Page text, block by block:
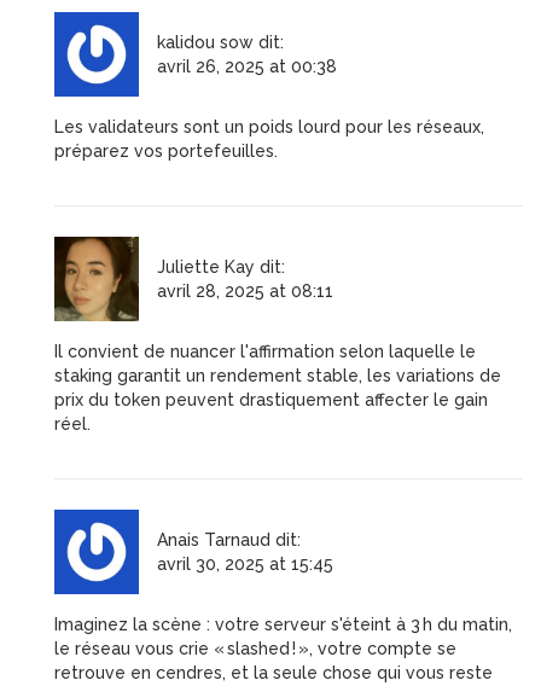
kalidou sow dit:
avril 26, 2025 at 00:38
Les validateurs sont un poids lourd pour les réseaux,
préparez vos portefeuilles.
Juliette Kay dit:
avril 28, 2025 at 08:11
Il convient de nuancer l'affirmation selon laquelle le
staking garantit un rendement stable, les variations de
prix du token peuvent drastiquement affecter le gain
réel.
Anais Tarnaud dit:
avril 30, 2025 at 15:45
Imaginez la scène : votre serveur s'éteint à 3 h du matin,
le réseau vous crie « slashed ! », votre compte se
retrouve en cendres, et la seule chose qui vous reste